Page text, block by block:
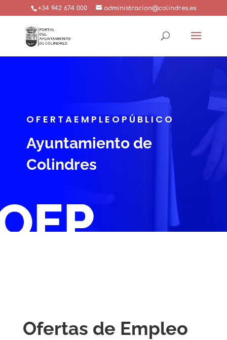
+34 942 674 000 administracion@colindres.es
OFERTAEMPLEOPÚBLICO
Ayuntamiento de
Colindres
Ofertas de Empleo